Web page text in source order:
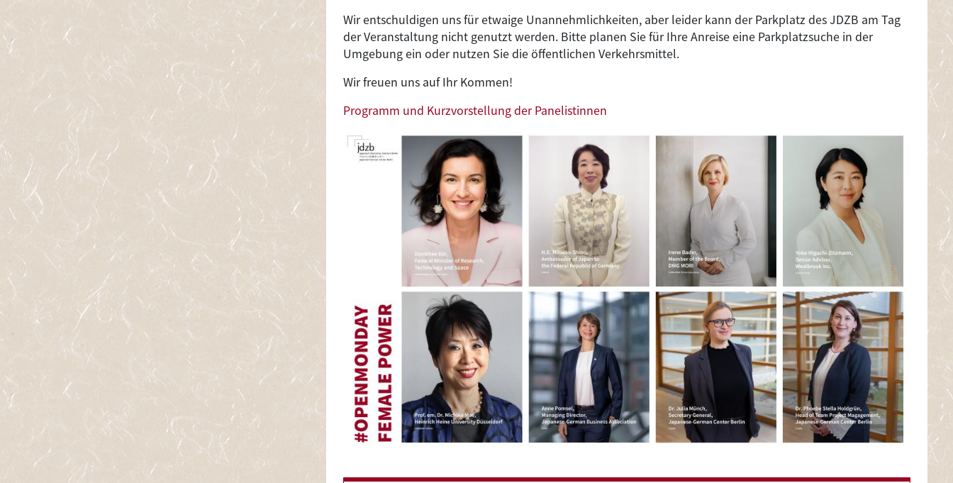
Wir entschuldigen uns für etwaige Unannehmlichkeiten, aber leider kann der Parkplatz des JDZB am Tag
der Veranstaltung nicht genutzt werden. Bitte planen Sie für Ihre Anreise eine Parkplatzsuche in der
Umgebung ein oder nutzen Sie die öffentlichen Verkehrsmittel.
Wir freuen uns auf Ihr Kommen!
Programm und Kurzvorstellung der Panelistinnen
Image